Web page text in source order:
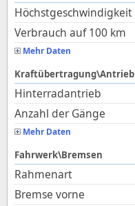
Höchstgeschwindigkeit
Verbrauch auf 100 km
Mehr Daten
Kraftübertragung\Antrieb
Hinterradantrieb
Anzahl der Gänge
Mehr Daten
Fahrwerk\Bremsen
Rahmenart
Bremse vorne